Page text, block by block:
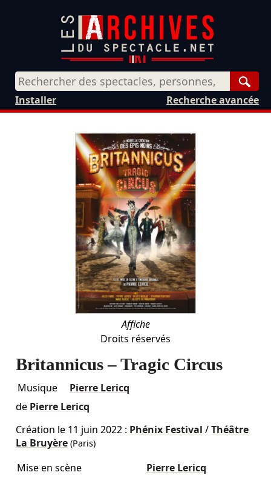
Recherche avancée
Installer
Affiche
Droits réservés
Britannicus – Tragic Circus
Musique
Pierre Lericq
de Pierre Lericq
Création le 11 juin 2022: Phénix Festival /Théâtre
La Bruyère(Paris)
Mise en scène
Pierre Lericq